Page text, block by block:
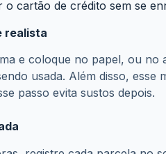
o cartão de crédito sem se
realista
e coloque no papel, ou
usada. Além disso,
passo evita sustos depois.